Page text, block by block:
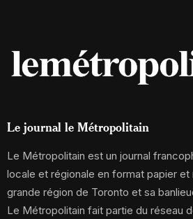
Le journal le Métropolitain
Le Métropolitain est un journal
locale et régionale en format papier et
grande région de Toronto et sa
Le Métropolitain fait partie du réseau